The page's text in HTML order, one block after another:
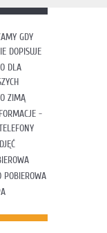
GDY
DOPISUJE
DLA
ZIMĄ
-
POBIEROWA